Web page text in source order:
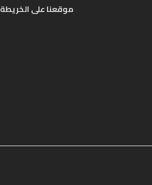
موقعنا على الخريطة